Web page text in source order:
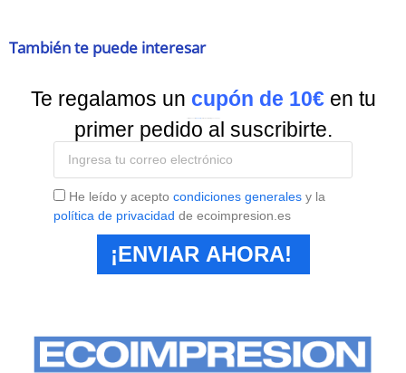
También te puede interesar
Te regalamos un cupón de 10€ en tu
primer pedido al suscribirte.
He leído y acepto condiciones generales y la
política de privacidad de ecoimpresion.es
¡ENVIAR AHORA!